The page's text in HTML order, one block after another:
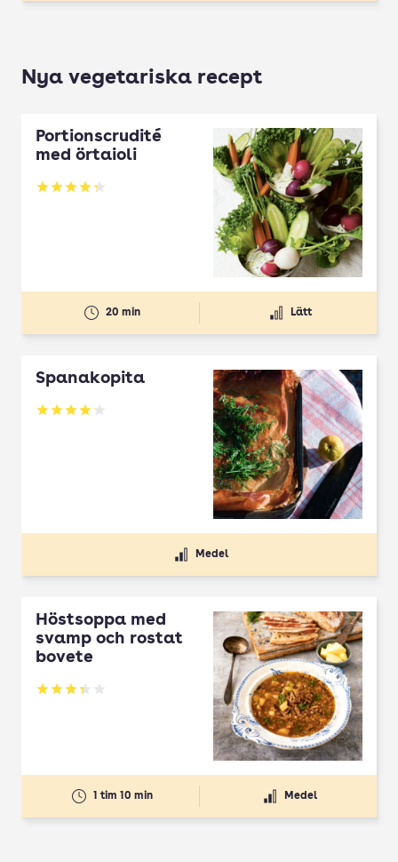
Nya vegetariska recept
Portionscrudité
med örtaioli
Betyg: 4.27 av 5
20 min Lätt
Spanakopita
Betyg: 4.1 av 5
Medel
Höstsoppa med
svamp och rostat
bovete
Betyg: 3.33 av 5
1 tim 10 min Medel